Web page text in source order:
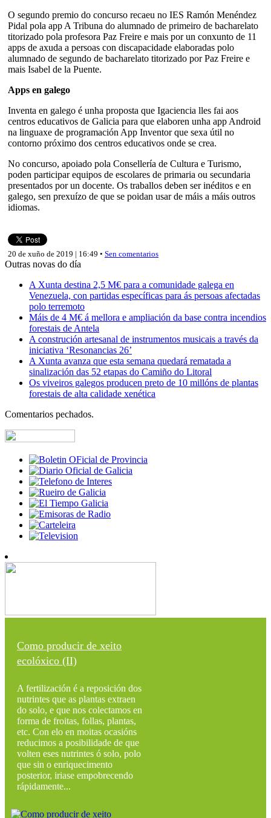
O segundo premio do concurso recaeu no IES Ramón Menéndez
Pidal pola app A Tribuna do alumnado de primeiro de bacharelato
titorizado pola profesora Paz Freire e mais por un conxunto de 11
apps de axuda a persoas con discapacidade elaboradas polo
alumnado de segundo de bacharelato titorizado por Paz Freire e
mais Isabel de la Puente.
Apps en galego
Inventa en galego é unha proposta que Igaciencia lles fai aos
centros educativos de Galicia para que elaboren unha app Android
na linguaxe de programación App Inventor que sexa útil no
contorno próximo dos centros educativos onde se crea.
No concurso, apoiado pola Consellería de Cultura e Turismo,
poden participar equipos de escolares de primaria ou secundaria
presentados por un docente. Os traballos deben ser inéditos e en
galego, sen prexuízo de que se poidan usar de máis a máis outros
idiomas.
20 de xuño de 2019 | 16:49 • Sen comentarios
Outras novas do día
A Xunta destina 2,5 M€ para a comunidade galega en
Venezuela, con partidas específicas para ás persoas afectadas
polo terremoto
Máis de 4 M€ á mellora e ampliación da base contra incendios
forestais de Antela
A construción artesanal de instrumentos musicais a través da
iniciativa ‘Resonancias 26’
A Xunta avanza que esta semana quedará rematada a
sinalización das 52 etapas do Camiño do Litoral
Os viveiros galegos producen preto de 10 millóns de plantas
forestais de alta calidade xenética
Comentarios pechados.
Como producir de xeito
ecolóxico (II)
A fertilización é a reposición dos
nutrintes que as plantas extraen
do solo, e que nos colectamos en
forma de froitas, follas, plantas,
etc. Con elo en moitas ocasións
reducimos a posibilidade de que
volten eses nutrintes ó solo, polo
que sin o enriquecimento
posterior, iriase empobrecendo
rápidamente...